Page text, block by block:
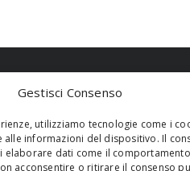
Gestisci Consenso
utilizziamo tecnologie come i
alle informazioni del dispositivo. Il
elaborare dati come il
acconsentire o ritirare il consenso